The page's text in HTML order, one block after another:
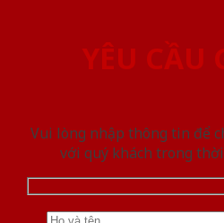
YÊU CẦU
Vui lòng nhập thông tin để
với quý khách trong